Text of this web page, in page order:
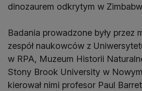
dinozaurem odkrytym w
Badania prowadzone były przez
zespół naukowców z
w RPA, Muzeum Historii
Stony Brook University w
kierował nimi profesor Paul